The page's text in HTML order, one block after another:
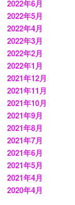
2022年6月
2022年5月
2022年4月
2022年3月
2022年2月
2022年1月
2021年12月
2021年11月
2021年10月
2021年9月
2021年8月
2021年7月
2021年6月
2021年5月
2021年4月
2020年4月